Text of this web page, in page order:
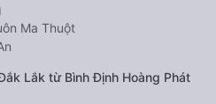
Ma Thuột
Lắk từ Bình Định Hoàng Phát